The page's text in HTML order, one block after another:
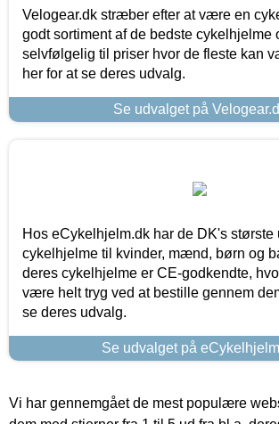
Velogear.dk stræber efter at være en
godt sortiment af de bedste cykelhjelme
selvfølgelig til priser hvor de fleste kan
her for at se deres udvalg.
Se udvalget på
Hos eCykelhjelm.dk har de DK's største
cykelhjelme til kvinder, mænd, børn og
deres cykelhjelme er CE-godkendte,
være helt tryg ved at bestille gennem
se deres udvalg.
Se udvalget på
Vi har gennemgået de mest populære